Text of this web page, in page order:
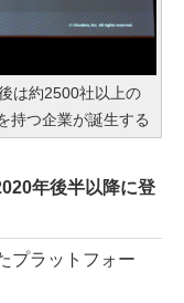
は約2500社以上の
持つ企業が誕生する
年後半以降に登
プラットフォー